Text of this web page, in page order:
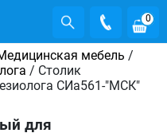
0
мебель /
/ Столик
СИа561-"МСК"
для